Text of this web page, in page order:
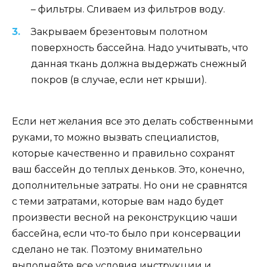
– фильтры. Сливаем из фильтров воду.
Закрываем брезентовым полотном
поверхность бассейна. Надо учитывать, что
данная ткань должна выдержать снежный
покров (в случае, если нет крыши).
Если нет желания все это делать собственными
руками, то можно вызвать специалистов,
которые качественно и правильно сохранят
ваш бассейн до теплых деньков. Это, конечно,
дополнительные затраты. Но они не сравнятся
с теми затратами, которые вам надо будет
произвести весной на реконструкцию чаши
бассейна, если что-то было при консервации
сделано не так. Поэтому внимательно